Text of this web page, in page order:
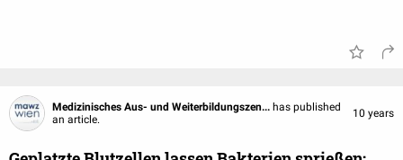
Medizinisches Aus- und Weiterbildungszen... has published
an article.
10 years